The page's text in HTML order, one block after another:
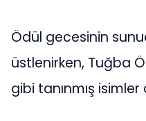
Ödül gecesinin
üstlenirken, Tuğba
gibi tanınmış